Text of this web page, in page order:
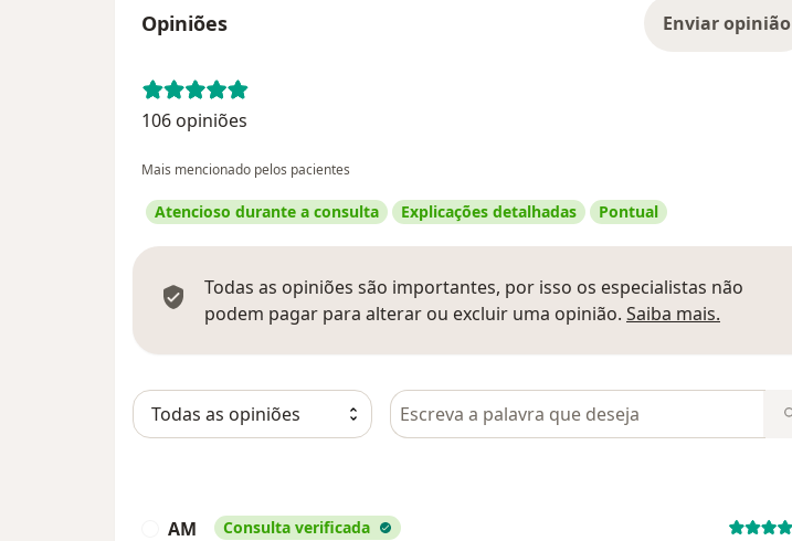
Opiniões Enviar opinião
106 opiniões
Mais mencionado pelos pacientes
Atencioso durante a consulta Explicações detalhadas Pontual
Todas as opiniões são importantes, por isso os especialistas não
podem pagar para alterar ou excluir uma opinião. Saiba mais.
Pesquisar em opiniões
AM Consulta verificada